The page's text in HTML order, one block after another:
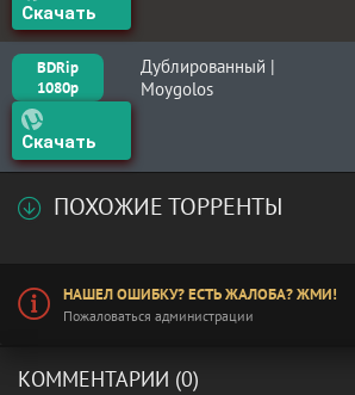
Скачать
BDRip
1080p
Дублированный |
Moygolos
Скачать
ПОХОЖИЕ ТОРРЕНТЫ
НАШЕЛ ОШИБКУ? ЕСТЬ ЖАЛОБА? ЖМИ!
Пожаловаться администрации
КОММЕНТАРИИ (0)